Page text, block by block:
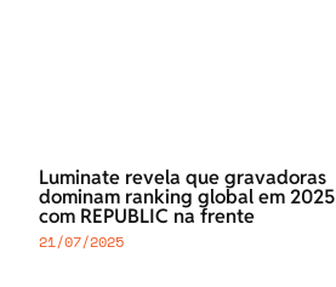
Luminate revela que gravadoras
dominam ranking global em 2025
com REPUBLIC na frente
21/07/2025